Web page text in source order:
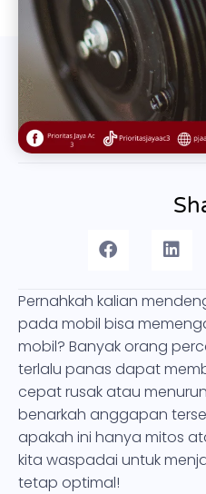
Pernahkah kalian
pada mobil bisa
mobil? Banyak orang
terlalu panas dapat
cepat rusak atau
benarkah anggapan
apakah ini hanya mitos
kita waspadai untuk
tetap optimal!